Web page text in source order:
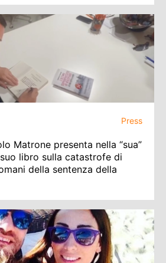
Press
Matrone presenta nella “sua”
libro sulla catastrofe di
della sentenza della